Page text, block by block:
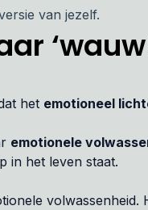
van jezelf.
het emotioneel
emotionele
in het leven staat.